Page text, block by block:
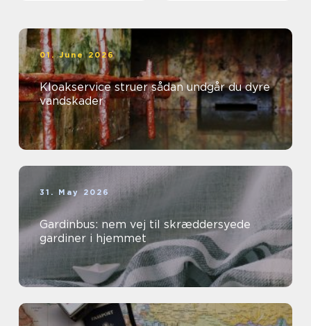
01. June 2026
Kloakservice struer sådan undgår du dyre
vandskader
31. May 2026
Gardinbus: nem vej til skræddersyede
gardiner i hjemmet